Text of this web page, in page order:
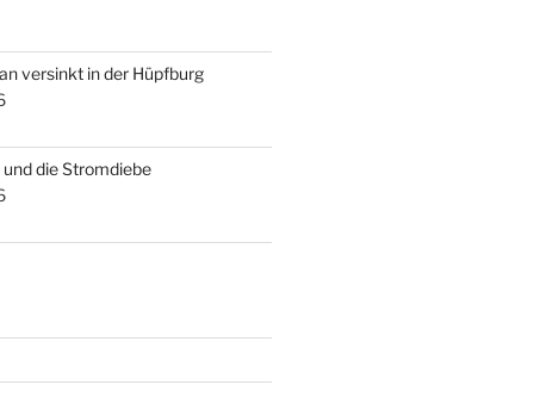
versinkt in der Hüpfburg
und die Stromdiebe